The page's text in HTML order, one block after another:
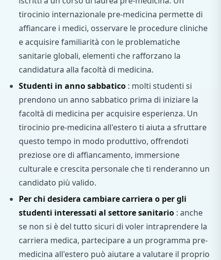
tirocinio internazionale pre-medicina permette di
affiancare i medici, osservare le procedure cliniche
e acquisire familiarità con le problematiche
sanitarie globali, elementi che rafforzano la
candidatura alla facoltà di medicina.
Studenti in anno sabbatico : molti studenti si
prendono un anno sabbatico prima di iniziare la
facoltà di medicina per acquisire esperienza. Un
tirocinio pre-medicina all'estero ti aiuta a sfruttare
questo tempo in modo produttivo, offrendoti
preziose ore di affiancamento, immersione
culturale e crescita personale che ti renderanno un
candidato più valido.
Per chi desidera cambiare carriera o per gli
studenti interessati al settore sanitario : anche
se non si è del tutto sicuri di voler intraprendere la
carriera medica, partecipare a un programma pre-
medicina all'estero può aiutare a valutare il proprio